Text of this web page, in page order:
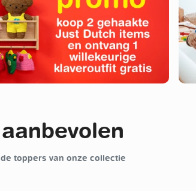
aanbevolen
de toppers van onze collectie